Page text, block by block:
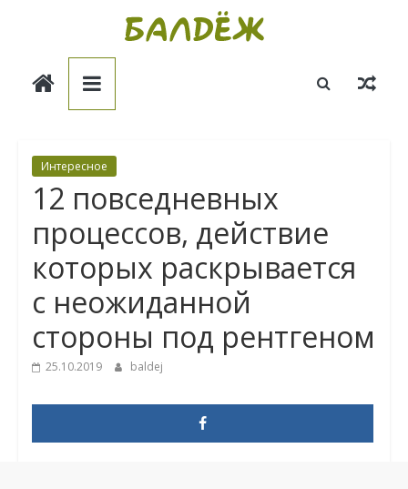
Балдёж
Интересное
12 повседневных
процессов, действие
которых раскрывается
с неожиданной
стороны под рентгеном
25.10.2019 baldej